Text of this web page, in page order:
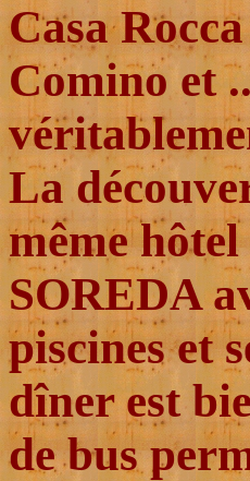
Casa
Comino et
La
même
SOREDA
piscines et
dîner est
de bus